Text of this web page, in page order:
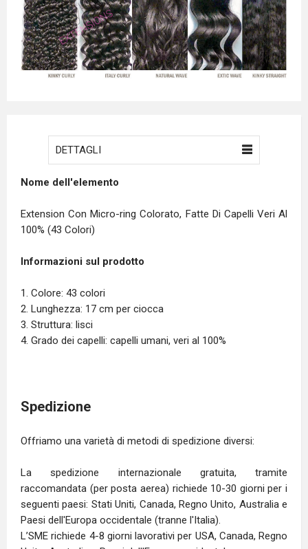
DETTAGLI
Nome dell'elemento
Extension Con Micro-ring Colorato, Fatte Di Capelli Veri Al
100% (43 Colori)
Informazioni sul prodotto
1. Colore: 43 colori
2. Lunghezza: 17 cm per ciocca
3. Struttura: lisci
4. Grado dei capelli: capelli umani, veri al 100%
Spedizione
Offriamo una varietà di metodi di spedizione diversi:
La spedizione internazionale gratuita, tramite
raccomandata (per posta aerea) richiede 10-30 giorni per i
seguenti paesi: Stati Uniti, Canada, Regno Unito, Australia e
Paesi dell'Europa occidentale (tranne l'Italia).
L’SME richiede 4-8 giorni lavorativi per USA, Canada, Regno